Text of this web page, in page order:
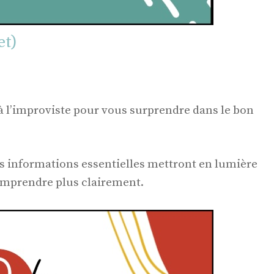
l’improviste pour vous surprendre dans le bon
informations essentielles mettront en lumière
plus clairement.